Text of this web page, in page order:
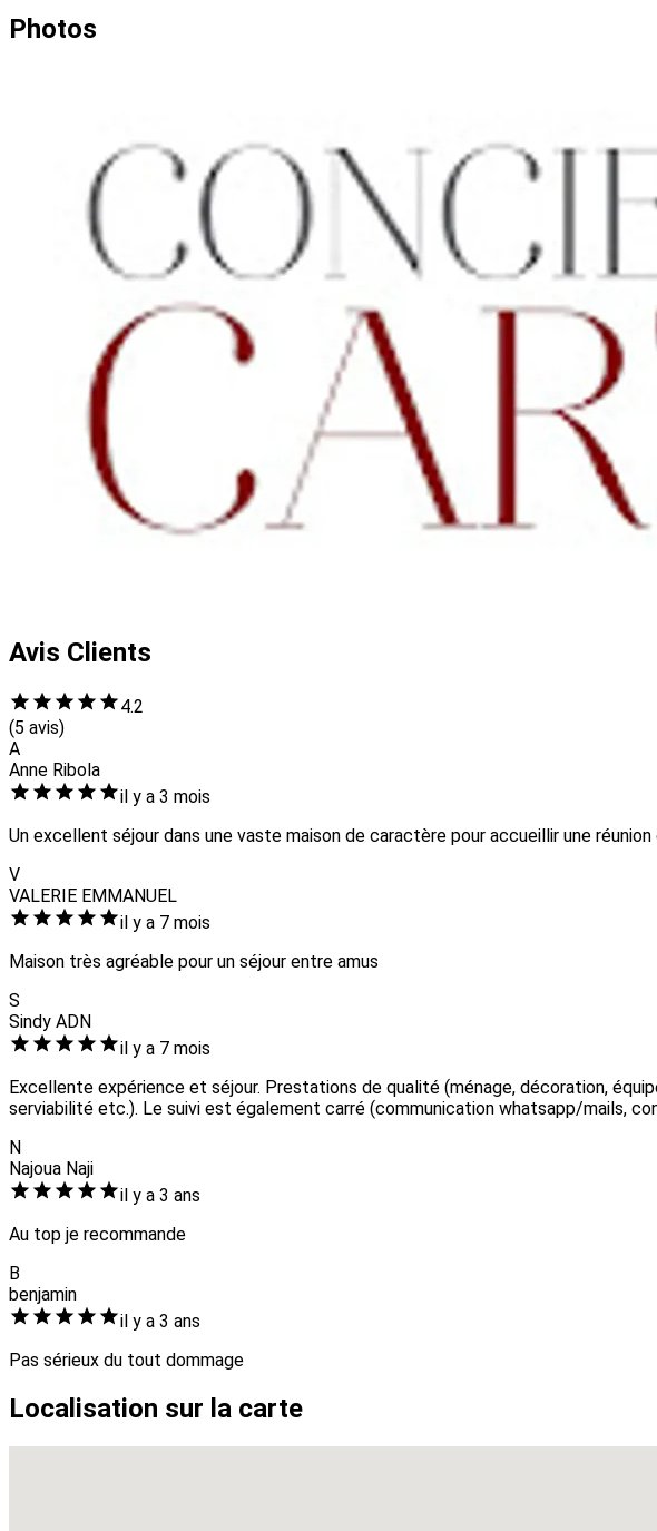
Photos
Avis Clients
4.2
(5 avis)
A
Anne Ribola
il y a 3 mois
Un excellent séjour dans une vaste maison de caractère pour accueillir une
V
VALERIE EMMANUEL
il y a 7 mois
Maison très agréable pour un séjour entre amus
S
Sindy ADN
il y a 7 mois
Excellente expérience et séjour. Prestations de qualité (ménage, décoration,
serviabilité etc.). Le suivi est également carré (communication whatsapp/mails,
N
Najoua Naji
il y a 3 ans
Au top je recommande
B
benjamin
il y a 3 ans
Pas sérieux du tout dommage
Localisation sur la carte